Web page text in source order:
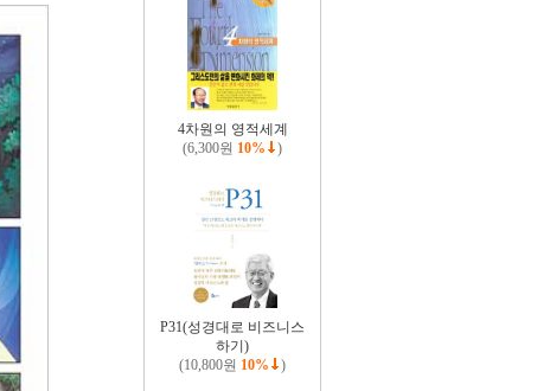
4차원의 영적세계
(6,300원 10% )
P31(성경대로 비즈니스
하기)
(10,800원 10% )